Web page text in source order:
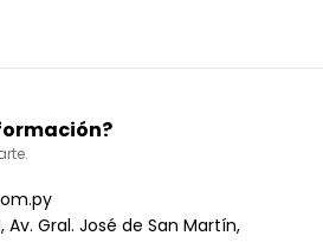
Av. Gral. José de San Martín,